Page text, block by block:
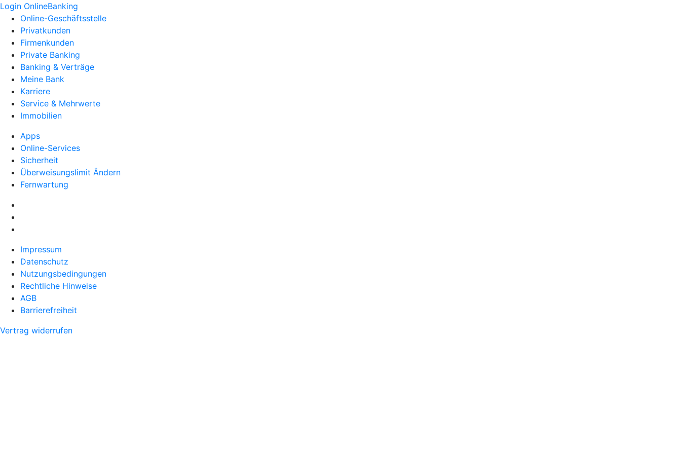
Login OnlineBanking
Online-Geschäftsstelle
Privatkunden
Firmenkunden
Private Banking
Banking & Verträge
Meine Bank
Karriere
Service & Mehrwerte
Immobilien
Apps
Online-Services
Sicherheit
Überweisungslimit Ändern
Fernwartung
Impressum
Datenschutz
Nutzungsbedingungen
Rechtliche Hinweise
AGB
Barrierefreiheit
Vertrag widerrufen